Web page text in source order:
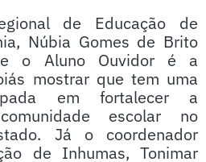
de Educação de
Núbia Gomes de Brito
o Aluno Ouvidor é a
mostrar que tem uma
em fortalecer a
escolar no
Já o coordenador
de Inhumas, Tonimar